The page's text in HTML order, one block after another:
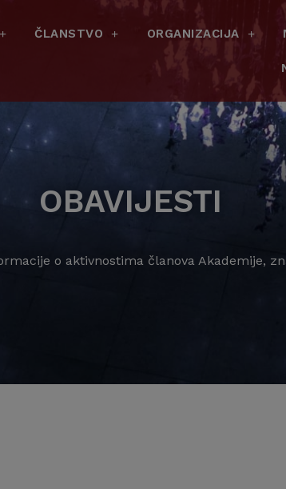
ČLANSTVO ORGANIZACIJA
OBAVIJESTI
o aktivnostima članova Akademije,